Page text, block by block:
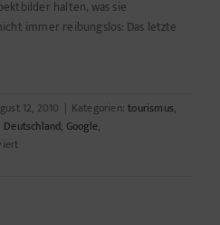
halten, was sie
immer reibungslos: Das letzte
12, 2010 | Kategorien:tourismus,
Deutschland, Google,
für